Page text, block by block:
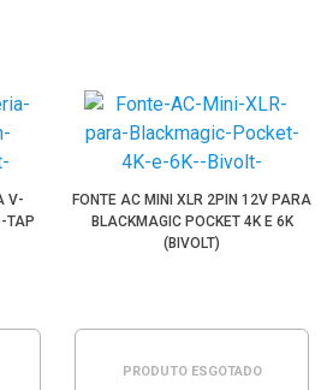
V-
TAP
FONTE AC MINI XLR 2PIN 12V PARA
BLACKMAGIC POCKET 4K E 6K
(BIVOLT)
PRODUTO ESGOTADO